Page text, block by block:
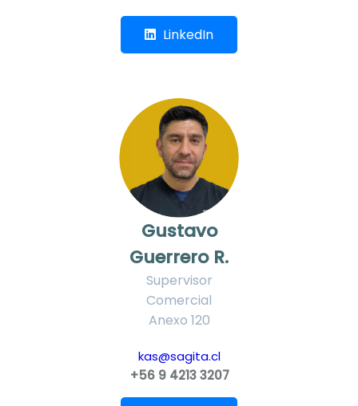
LinkedIn
Gustavo
Guerrero R.
Supervisor
Comercial
Anexo 120
kas@sagita.cl
‪+56 9 4213 3207‬